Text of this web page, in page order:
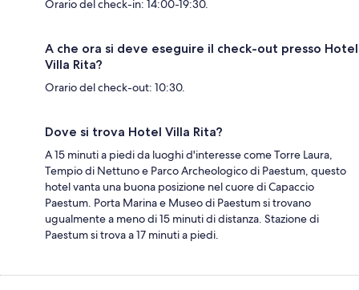
Orario del check-in: 14:00-19:30.
A che ora si deve eseguire il check-out presso Hotel
Villa Rita?
Orario del check-out: 10:30.
Dove si trova Hotel Villa Rita?
A 15 minuti a piedi da luoghi d'interesse come Torre Laura,
Tempio di Nettuno e Parco Archeologico di Paestum, questo
hotel vanta una buona posizione nel cuore di Capaccio
Paestum. Porta Marina e Museo di Paestum si trovano
ugualmente a meno di 15 minuti di distanza. Stazione di
Paestum si trova a 17 minuti a piedi.